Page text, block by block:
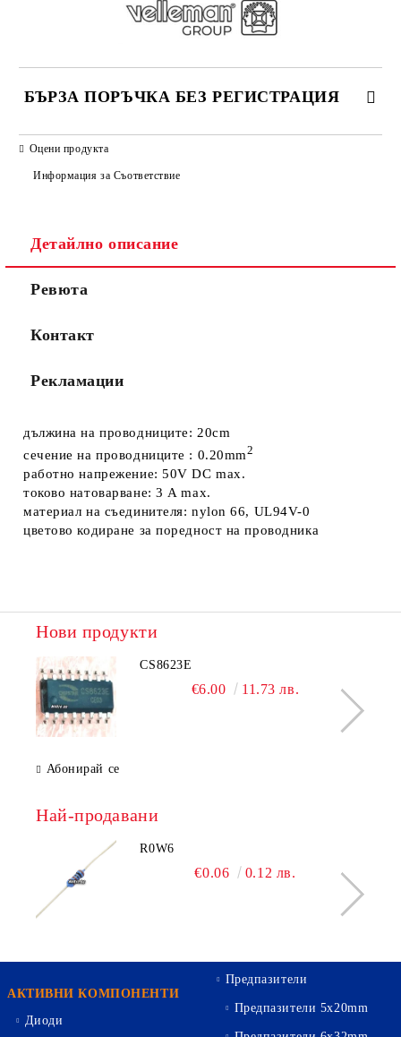
БЪРЗА ПОРЪЧКА БЕЗ РЕГИСТРАЦИЯ
Съгласен съм с
Ние ще се свържем с вас в рамките на работния ден.
Оцени продукта
Информация за Съответствие
Детайлно описание
Ревюта
Контакт
Рекламации
дължина на проводниците: 20cm
сечение на проводниците : 0.20mm2
работно напрежение: 50V DC max.
токово натоварване: 3 A max.
материал на съединителя: nylon 66, UL94V-0
цветово кодиране за поредност на проводника
Нови продукти
CS8623E
€6.00 11.73 лв.
Абонирай се
Най-продавани
R0W6
€0.06 0.12 лв.
АКТИВНИ КОМПОНЕНТИ
Диоди
Предпазители
Предпазители 5х20mm